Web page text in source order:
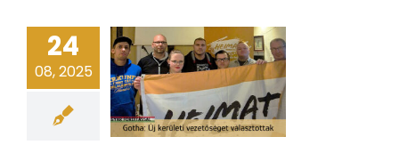
24
08, 2025